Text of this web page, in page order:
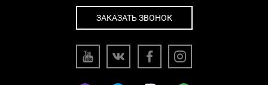
ЗАКАЗАТЬ ЗВОНОК